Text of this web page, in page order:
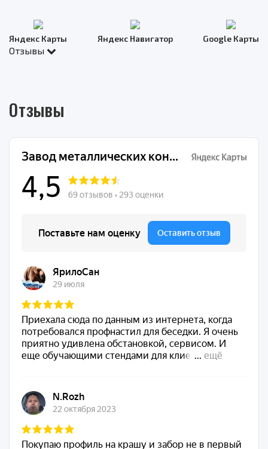
Яндекс Карты Яндекс Навигатор Google Карты
Отзывы
Отзывы